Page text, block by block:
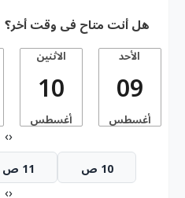
هل أنت متاح فى وقت أخر؟
الأحد
09
أغسطس
الاثنين
10
أغسطس
‹
›
10 ص 11 ص
‹
›